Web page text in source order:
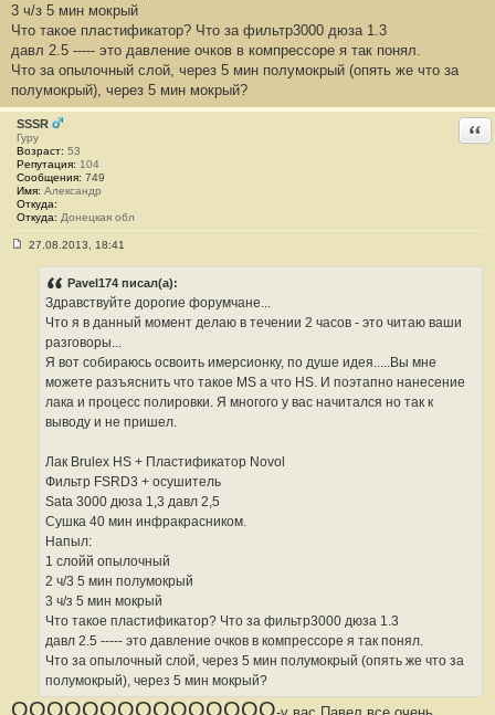
3 ч/з 5 мин мокрый
Что такое пластификатор? Что за фильтр3000 дюза 1.3
давл 2.5 ----- это давление очков в компрессоре я так понял.
Что за опылочный слой, через 5 мин полумокрый (опять же что за
полумокрый), через 5 мин мокрый?
SSSR
Гуру
Возраст: 53
Репутация: 104
Сообщения: 749
Имя: Александр
Откуда:
Откуда: Донецкая обл
27.08.2013, 18:41
Pavel174 писал(а):
Здравствуйте дорогие форумчане...
Что я в данный момент делаю в течении 2 часов - это читаю ваши
разговоры...
Я вот собираюсь освоить имерсионку, по душе идея.....Вы мне
можете разъяснить что такое MS а что HS. И поэтапно нанесение
лака и процесс полировки. Я многого у вас начитался но так к
выводу и не пришел.
Лак Brulex HS + Пластификатор Novol
Фильтр FSRD3 + осушитель
Sata 3000 дюза 1,3 давл 2,5
Сушка 40 мин инфракрасником.
Напыл:
1 слойй опылочный
2 ч/3 5 мин полумокрый
3 ч/з 5 мин мокрый
Что такое пластификатор? Что за фильтр3000 дюза 1.3
давл 2.5 ----- это давление очков в компрессоре я так понял.
Что за опылочный слой, через 5 мин полумокрый (опять же что за
полумокрый), через 5 мин мокрый?
ООООООООООООООО